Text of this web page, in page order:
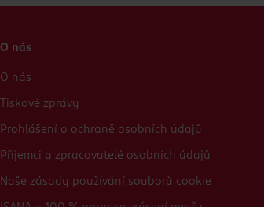
O nás
O nás
Tiskové zprávy
Prohlášení o ochraně osobních údajů
Příjemci a zpracovatelé osobních údajů
Naše zásady používání souborů cookie